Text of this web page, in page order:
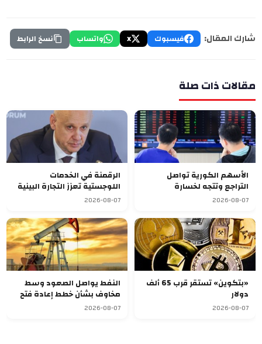
شارك المقال: فيسبوك X واتساب نسخ الرابط
مقالات ذات صلة
الأسهم الكورية تواصل
التراجع وتتجه لخسارة
أسبوعية سابعة
2026-08-07
الرقمنة في الخدمات
اللوجستية تعزز التجارة البينية
في الاتحاد الأوراسي
2026-08-07
«بتكوين» تستقر قرب 65 ألف
دولار
2026-08-07
النفط يواصل الصعود وسط
مخاوف بشأن خطط إعادة فتح
مضيق هرمز
2026-08-07